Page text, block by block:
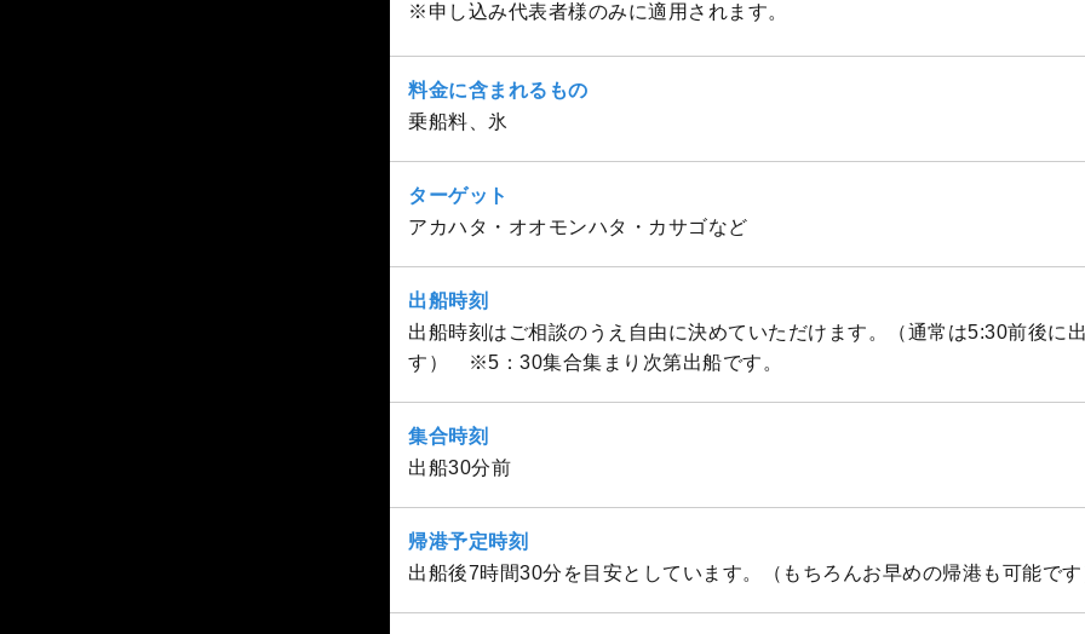
※申し込み代表者様のみに適用されます。
料金に含まれるもの
乗船料、氷
ターゲット
アカハタ・オオモンハタ・カサゴなど
出船時刻
出船時刻はご相談のうえ自由に決めていただけます。（通常は5:30前後に
す） ※5：30集合集まり次第出船です。
集合時刻
出船30分前
帰港予定時刻
出船後7時間30分を目安としています。（もちろんお早めの帰港も可能です